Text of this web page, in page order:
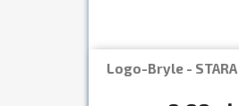
Logo-Bryle - STARA
Szybki